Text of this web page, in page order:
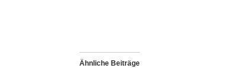
Ähnliche Beiträge